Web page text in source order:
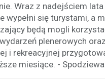
Wraz z nadejściem lata
wypełni się turystami, a
będą mogli
plenerowych
i rekreacyjnej
miesiące. -